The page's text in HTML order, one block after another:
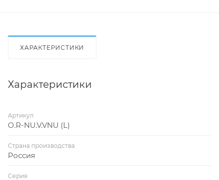
ХАРАКТЕРИСТИКИ
Характеристики
Артикул
O.R-NU.V.VNU (L)
Страна производства
Россия
Серия